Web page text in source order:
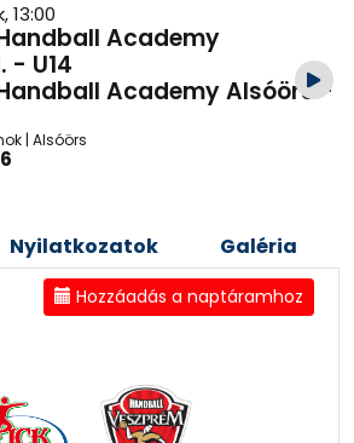
13:00
Academy
- U14
Academy Alsóörs -
| Alsóörs
Nyilatkozatok Galéria
Hozzáadás a naptáramhoz